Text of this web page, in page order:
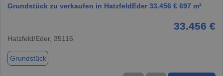
Grundstück zu verkaufen in HatzfeldEder 33.456 € 697 m²
33.456 €
Hatzfeld/Eder, 35116
Grundstück